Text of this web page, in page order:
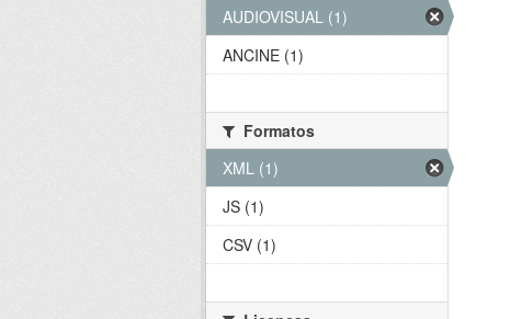
AUDIOVISUAL (1)
ANCINE (1)
Formatos
XML (1)
JS (1)
CSV (1)